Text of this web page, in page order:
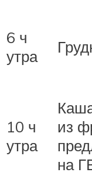
6 ч
утра
10 ч
утра
из
на